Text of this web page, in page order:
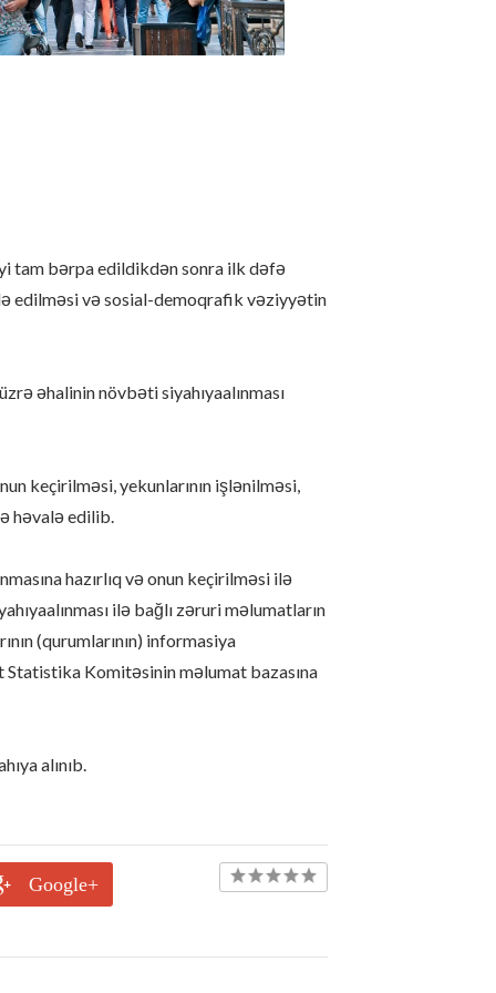
tam bərpa edildikdən sonra ilk dəfə
edilməsi və sosial-demoqrafik vəziyyətin
əhalinin növbəti siyahıyaalınması
keçirilməsi, yekunlarının işlənilməsi,
həvalə edilib.
hazırlıq və onun keçirilməsi ilə
ilə bağlı zəruri məlumatların
(qurumlarının) informasiya
Komitəsinin məlumat bazasına
alınıb.
Google+